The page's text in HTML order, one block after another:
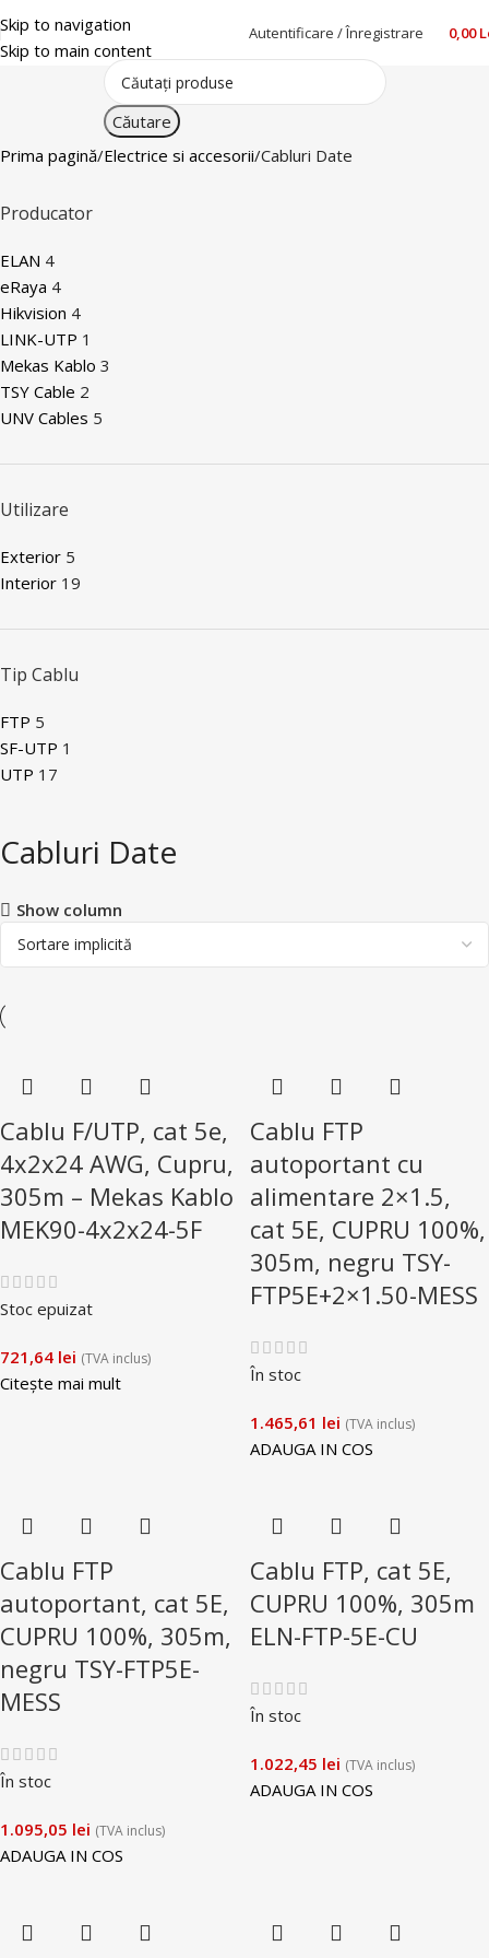
Skip to navigation
Skip to main content
Autentificare / Înregistrare 0,00
Căutare
Prima pagină Electrice si accesorii Cabluri Date
Producator
ELAN 4
eRaya 4
Hikvision 4
LINK-UTP 1
Mekas Kablo 3
TSY Cable 2
UNV Cables 5
Utilizare
Exterior 5
Interior 19
Tip Cablu
FTP 5
SF-UTP 1
UTP 17
Cabluri Date
Show column
Cablu F/UTP, cat 5e,
4x2x24 AWG, Cupru,
305m – Mekas Kablo
MEK90-4x2x24-5F
Stoc epuizat
721,64 lei (TVA inclus)
Citește mai mult
Cablu FTP
autoportant cu
alimentare 2×1.5,
cat 5E, CUPRU 100%,
305m, negru TSY-
FTP5E+2×1.50-MESS
În stoc
1.465,61 lei (TVA inclus)
ADAUGA IN COS
Cablu FTP
autoportant, cat 5E,
CUPRU 100%, 305m,
negru TSY-FTP5E-
MESS
În stoc
1.095,05 lei (TVA inclus)
ADAUGA IN COS
Cablu FTP, cat 5E,
CUPRU 100%, 305m
ELN-FTP-5E-CU
În stoc
1.022,45 lei (TVA inclus)
ADAUGA IN COS